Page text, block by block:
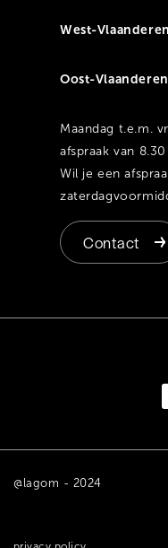
West-Vlaanderen
Oost-Vlaanderen
Maandag t.e.m.
afspraak van
Wil je een
Contact
@lagom - 2024